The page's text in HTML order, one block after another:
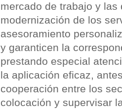
mercado de trabajo y
modernización de los
asesoramiento
y garanticen la
prestando especial
la aplicación eficaz,
cooperación entre los
colocación y supervisar